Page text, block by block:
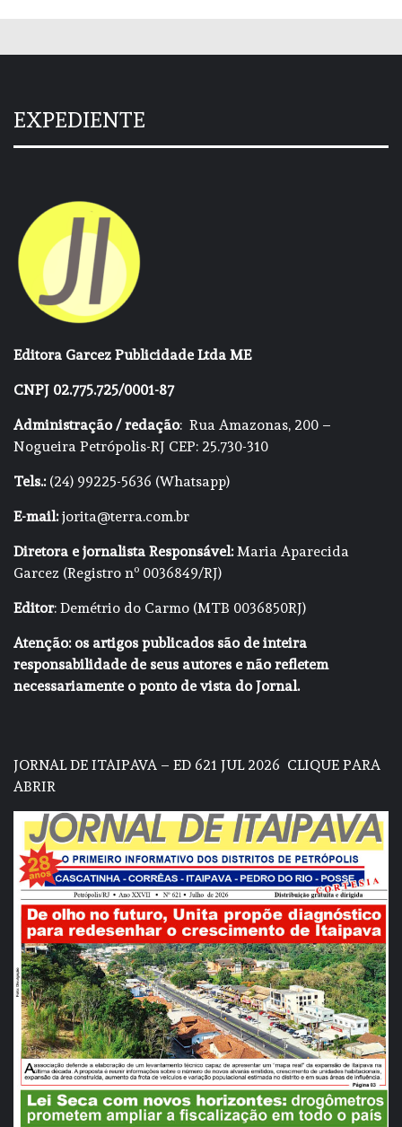
EXPEDIENTE
Editora Garcez Publicidade Ltda ME
CNPJ 02.775.725/0001-87
Administração / redação: Rua Amazonas, 200 –
Nogueira Petrópolis-RJ CEP: 25.730-310
Tels.:(24) 99225-5636 (Whatsapp)
E-mail:jorita@terra.com.br
Diretora e jornalista Responsável:Maria Aparecida
Garcez (Registro nº 0036849/RJ)
Editor: Demétrio do Carmo (MTB 0036850RJ)
Atenção: os artigos publicados são de inteira
responsabilidade de seus autores e não refletem
necessariamente o ponto de vista do Jornal.
JORNAL DE ITAIPAVA – ED 621 JUL 2026 CLIQUE PARA
ABRIR